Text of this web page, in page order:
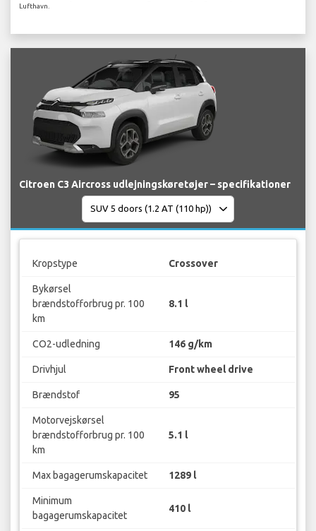
Lufthavn.
Citroen C3 Aircross udlejningskøretøjer – specifikationer
Kropstype Crossover
Bykørsel
brændstofforbrug pr. 100
km
8.1 l
CO2-udledning 146 g/km
Drivhjul Front wheel drive
Brændstof 95
Motorvejskørsel
brændstofforbrug pr. 100
km
5.1 l
Max bagagerumskapacitet 1289 l
Minimum
bagagerumskapacitet
410 l